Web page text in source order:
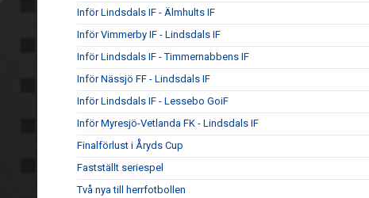
Inför Lindsdals IF - Älmhults IF
Inför Vimmerby IF - Lindsdals IF
Inför Lindsdals IF - Timmernabbens IF
Inför Nässjö FF - Lindsdals IF
Inför Lindsdals IF - Lessebo GoiF
Inför Myresjö-Vetlanda FK - Lindsdals IF
Finalförlust i Åryds Cup
Fastställt seriespel
Två nya till herrfotbollen